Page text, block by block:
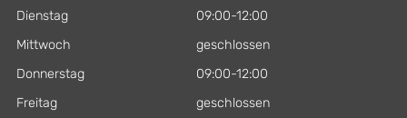
Dienstag
09:00-12:00
Mittwoch
geschlossen
Donnerstag
09:00-12:00
Freitag
geschlossen